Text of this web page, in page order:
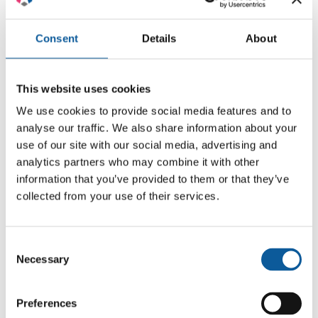
Consent Details About
This website uses cookies
We use cookies to provide social media features and to
analyse our traffic. We also share information about your
use of our site with our social media, advertising and
analytics partners who may combine it with other
information that you’ve provided to them or that they’ve
collected from your use of their services.
Selection
Necessary
Preferences
FLUJO DE TRABAJO DE TRADUCCIÓN
elaboró una versión precisa en inglés que
Esto implicó ajustar la terminología técnica
al uso internacional y asegurarse de que
las definiciones, los beneficios y las
descripciones de funciones fueran
coherentes en todo el sitio.
Una vez que se completó la traducción, la
eliminar repeticiones;
mejorar las explicaciones de conceptos